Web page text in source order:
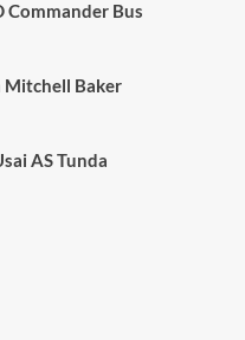
Commander Bus
Mitchell Baker
AS Tunda